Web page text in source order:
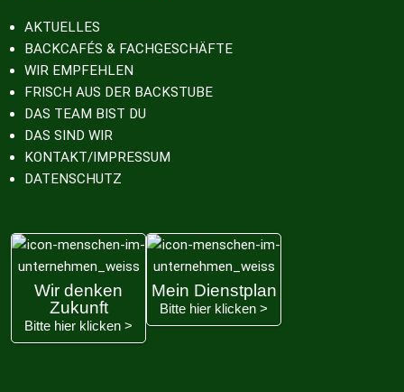
AKTUELLES
BACKCAFÉS & FACHGESCHÄFTE
WIR EMPFEHLEN
FRISCH AUS DER BACKSTUBE
DAS TEAM BIST DU
DAS SIND WIR
KONTAKT/IMPRESSUM
DATENSCHUTZ
Wir denken
Zukunft
Bitte hier klicken >
Mein Dienstplan
Bitte hier klicken >